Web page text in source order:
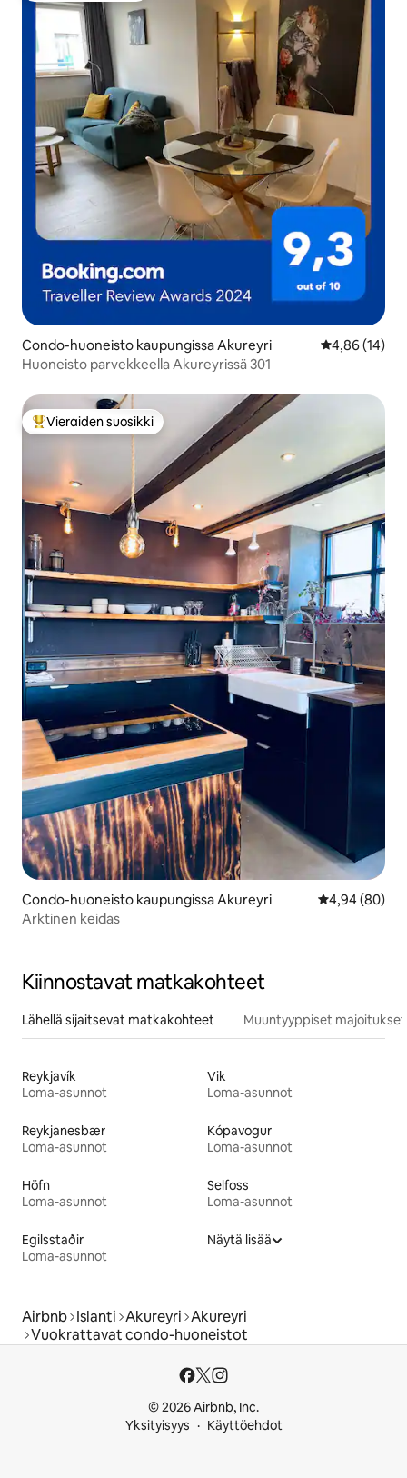
Condo-huoneisto kaupungissa Akureyri
4,86 (14)
Huoneisto parvekkeella Akureyrissä 301
Vieraiden suosikkien parhaimmistoa
Vieraiden suosikki
Condo-huoneisto kaupungissa Akureyri
4,94 (80)
Arktinen keidas
Kiinnostavat matkakohteet
Lähellä sijaitsevat matkakohteet Muuntyyppiset majoitukset
Reykjavík
Loma-asunnot
Vik
Loma-asunnot
Reykjanesbær
Loma-asunnot
Kópavogur
Loma-asunnot
Höfn
Loma-asunnot
Selfoss
Loma-asunnot
Egilsstaðir
Loma-asunnot
Näytä lisää
Airbnb Islanti Akureyri Akureyri
Vuokrattavat condo-huoneistot
© 2026 Airbnb, Inc.
Yksityisyys
Käyttöehdot